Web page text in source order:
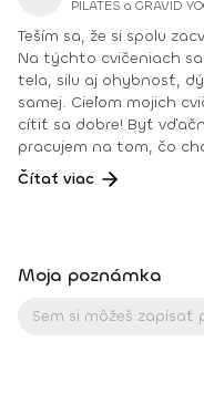
PILATES a GRAVID
Teším sa, že si spolu zacvičíme! Pilates, Joga a
Na týchto cvičeniach sa
tela, silu aj ohybnosť,
samej. Cieľom mojich
cítiť sa dobre! Byť
pracujem na tom, čo chcem
Teším sa na teba na
Fitshaker podcaste!
@andrea_mindfulflow Dosiahnuté vzdelanie: • Špecializačný
IYN certificate –
Čítať viac
Moja poznámka